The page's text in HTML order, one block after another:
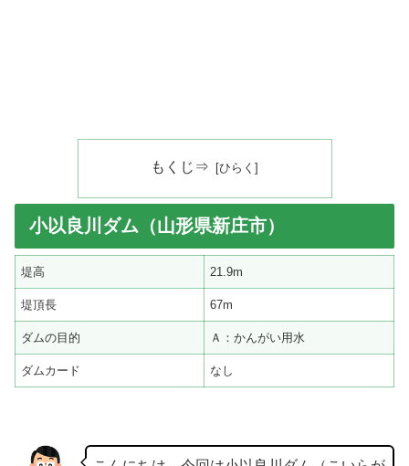
もくじ⇒
小以良川ダム（山形県新庄市）
堤高 21.9m
堤頂長 67m
ダムの目的 Ａ：かんがい用水
ダムカード なし